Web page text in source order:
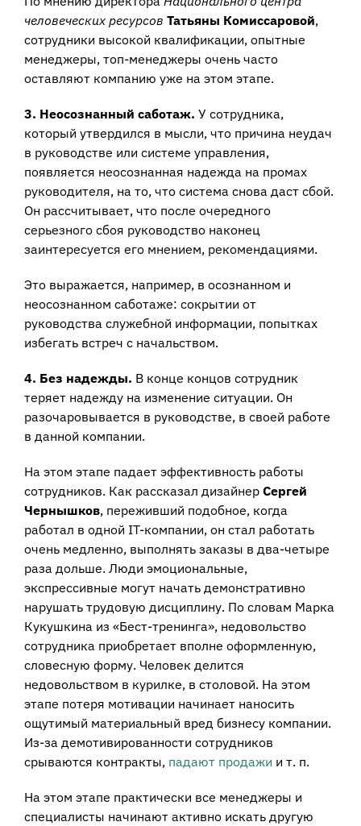
человеческих ресурсов Татьяны Комиссаровой,
сотрудники высокой квалификации, опытные
менеджеры, топ-менеджеры очень часто
оставляют компанию уже на этом этапе.
3. Неосознанный саботаж. У сотрудника,
который утвердился в мысли, что причина неудач
в руководстве или системе управления,
появляется неосознанная надежда на промах
руководителя, на то, что система снова даст сбой.
Он рассчитывает, что после очередного
серьезного сбоя руководство наконец
заинтересуется его мнением, рекомендациями.
Это выражается, например, в осознанном и
неосознанном саботаже: сокрытии от
руководства служебной информации, попытках
избегать встреч с начальством.
4. Без надежды. В конце концов сотрудник
теряет надежду на изменение ситуации. Он
разочаровывается в руководстве, в своей работе
в данной компании.
На этом этапе падает эффективность работы
сотрудников. Как рассказал дизайнер Сергей
Чернышков, переживший подобное, когда
работал в одной IT-компании, он стал работать
очень медленно, выполнять заказы в два-четыре
раза дольше. Люди эмоциональные,
экспрессивные могут начать демонстративно
нарушать трудовую дисциплину. По словам Марка
Кукушкина из «Бест-тренинга», недовольство
сотрудника приобретает вполне оформленную,
словесную форму. Человек делится
недовольством в курилке, в столовой. На этом
этапе потеря мотивации начинает наносить
ощутимый материальный вред бизнесу компании.
Из-за демотивированности сотрудников
срываются контракты, падают продажи и т. п.
На этом этапе практически все менеджеры и
специалисты начинают активно искать другую